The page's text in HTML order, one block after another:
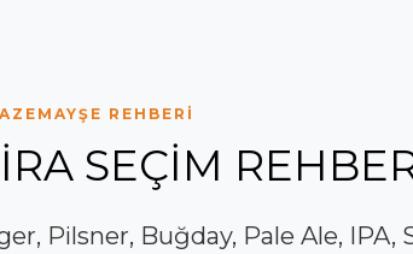
REHBERİ
SEÇİM
Pilsner, Buğday, Pale Ale,